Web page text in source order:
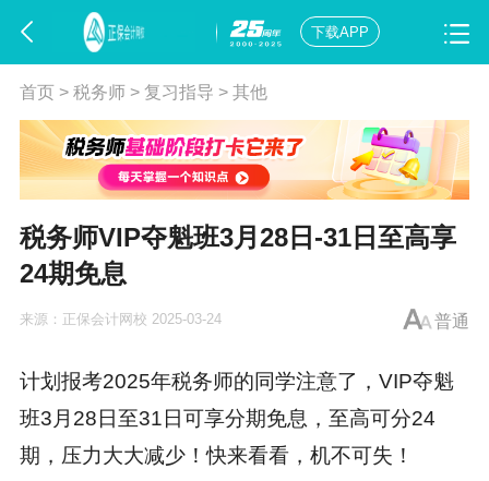
下载APP
首页> 税务师> 复习指导 > 其他
税务师VIP夺魁班3月28日-31日至高享
24期免息
普通
来源： 正保会计网校 2025-03-24
计划报考2025年税务师的同学注意了，VIP夺魁
班3月28日至31日可享分期免息，至高可分24
期，压力大大减少！快来看看，机不可失！